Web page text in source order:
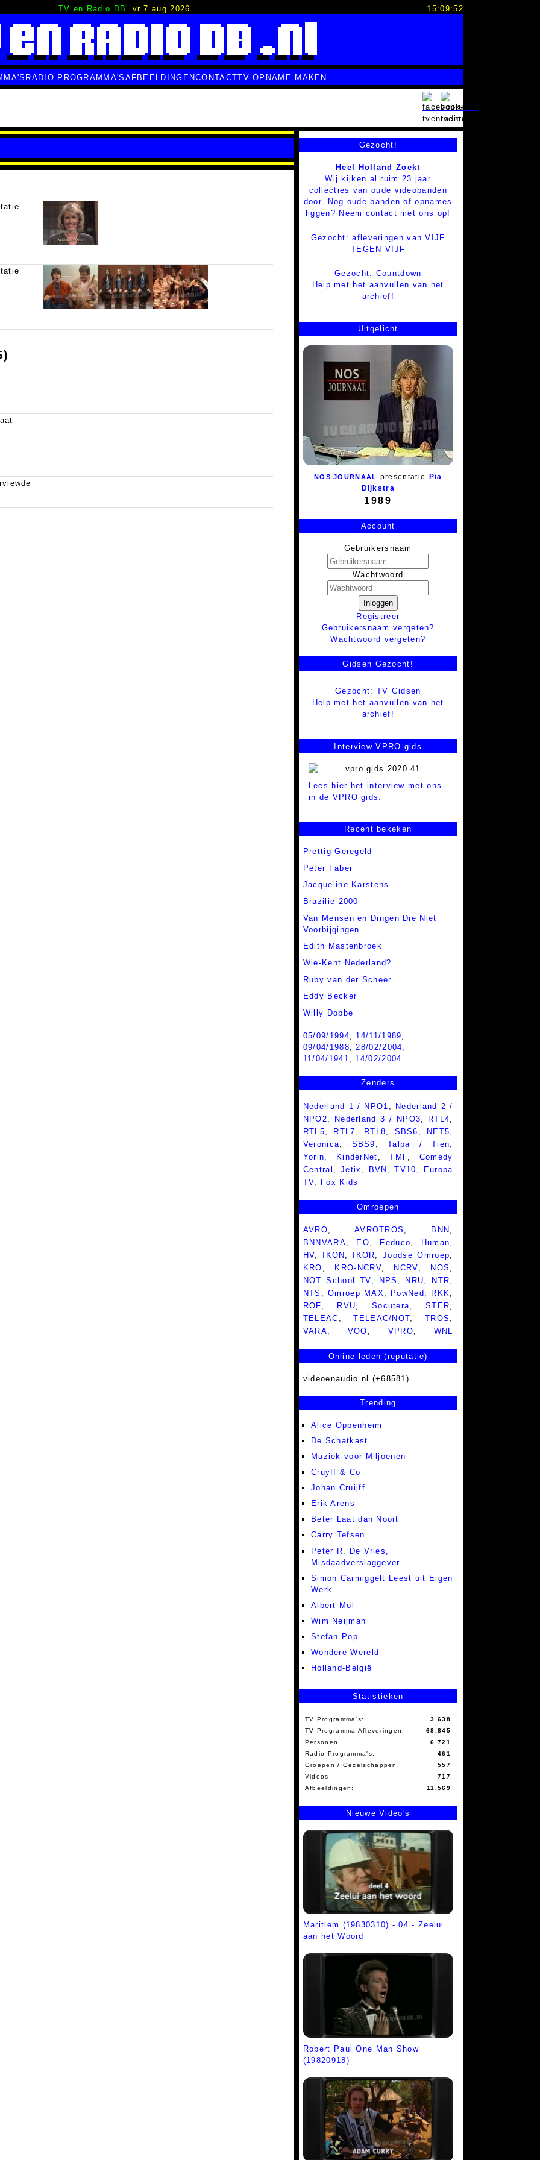
TV en Radio DB vr 7 aug 2026 15:09:52
RADIO PROGRAMMA'S AFBEELDINGENCONTACTTV OPNAME MAKEN
Gezocht!
Heel Holland Zoekt
Wij kijken al ruim 23 jaar
collecties van oude videobanden
door. Nog oude banden of opnames
liggen? Neem contact met ons op!
Gezocht: afleveringen van VIJF
TEGEN VIJF
Gezocht: Countdown
Help met het aanvullen van het
archief!
Uitgelicht
NOS JOURNAAL presentatie
Pia
Dijkstra
1989
Account
Gebruikersnaam
Wachtwoord
Inloggen
Registreer
Gebruikersnaam vergeten?
Wachtwoord vergeten?
Gidsen Gezocht!
Gezocht: TV Gidsen
Help met het aanvullen van het
archief!
Interview VPRO gids
Lees hier het interview met ons
in de VPRO gids.
Recent bekeken
Prettig Geregeld
Peter Faber
Jacqueline Karstens
Brazilië 2000
Van Mensen en Dingen Die Niet
Voorbijgingen
Edith Mastenbroek
Wie-Kent Nederland?
Ruby van der Scheer
Eddy Becker
Willy Dobbe
05/09/1994, 14/11/1989,
09/04/1988,28/02/2004,
11/04/1941, 14/02/2004
Zenders
Nederland 1 / NPO1
Nederland 2 /
NPO2
Nederland 3 / NPO3 RTL4
RTL5
RTL7 RTL8 SBS6 NET5
Veronica
SBS9 ,Talpa / Tien
Yorin
KinderNet ,TMF
Comedy
Central
Jetix BVN ,TV10
Europa
TV
Fox Kids
Omroepen
AVRO, AVROTROS , BNN ,
BNNVARA, EO, Feduco, Human,
HV, IKON , IKOR,Joodse Omroep,
KRO , KRO-NCRV, NCRV, NOS ,
NOT School TV, NPS , NRU, NTR,
NTS ,Omroep MAX, PowNed , RKK,
ROF, RVU, Socutera,STER,
TELEAC ,TELEAC/NOT,TROS ,
VARA, VOO , VPRO, WNL
Online leden (reputatie)
videoenaudio.nl (+68581)
Trending
Alice Oppenheim
De Schatkast
Muziek voor Miljoenen
Cruyff & Co
Johan Cruijff
Erik Arens
Beter Laat dan Nooit
Carry Tefsen
Peter R. De Vries,
Misdaadverslaggever
Simon Carmiggelt Leest uit Eigen
Werk
Albert Mol
Wim Neijman
Stefan Pop
Wondere Wereld
Holland-België
Statistieken
TV Programma's:
3.638
TV Programma Afleveringen:
68.845
Personen:
6.721
Radio Programma's:
461
Groepen / Gezelschappen:
557
Videos:
717
Afbeeldingen:
11.569
Nieuwe Video's
Maritiem (19830310) - 04 - Zeelui
aan het Woord
Robert Paul One Man Show
(19820918)